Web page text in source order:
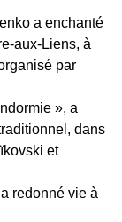
a enchanté
aux-Liens, à
par
», a
dans
et
redonné vie à